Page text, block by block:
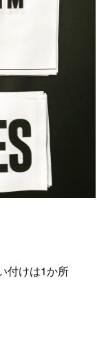
付けは1か所